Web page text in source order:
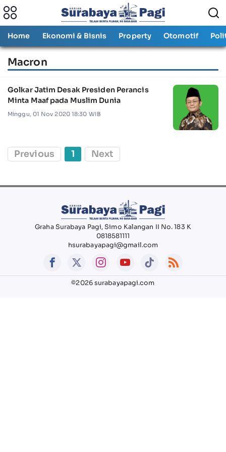
Home Ekonomi & Bisnis Property Otomotif
Macron
Golkar Jatim Desak Presiden Perancis
Minta Maaf pada Muslim Dunia
Minggu, 01 Nov 2020 18:30 WIB
Previous 1 Next
Graha Surabaya Pagi, Simo Kalangan II No. 183 K
0818581111
hsurabayapagi@gmail.com
©2026 surabayapagi.com